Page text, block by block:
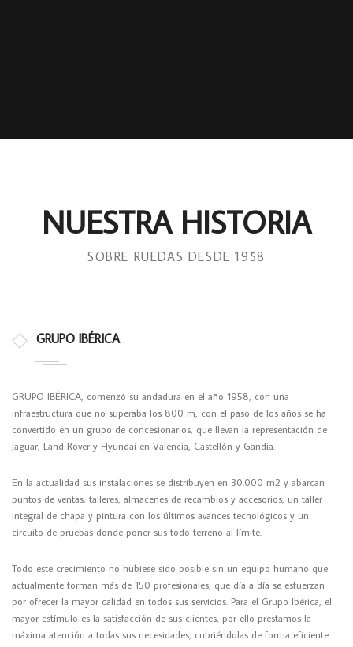
NUESTRA HISTORIA
SOBRE RUEDAS DESDE 1958
GRUPO IBÉRICA
GRUPO IBÉRICA, comenzó su andadura en el año 1958, con una
infraestructura que no superaba los 800 m, con el paso de los años se ha
convertido en un grupo de concesionarios, que llevan la representación de
Jaguar, Land Rover y Hyundai en Valencia, Castellón y Gandia.
En la actualidad sus instalaciones se distribuyen en 30.000 m2 y abarcan
puntos de ventas, talleres, almacenes de recambios y accesorios, un taller
integral de chapa y pintura con los últimos avances tecnológicos y un
circuito de pruebas donde poner sus todo terreno al límite.
Todo este crecimiento no hubiese sido posible sin un equipo humano que
actualmente forman más de 150 profesionales, que día a día se esfuerzan
por ofrecer la mayor calidad en todos sus servicios. Para el Grupo Ibérica, el
mayor estímulo es la satisfacción de sus clientes, por ello prestamos la
máxima atención a todas sus necesidades, cubriéndolas de forma eficiente.